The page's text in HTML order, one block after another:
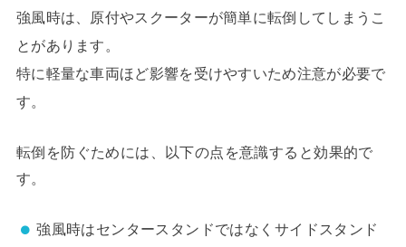
強風時は、原付やスクーターが簡単に転倒してしまうこ
とがあります。
特に軽量な車両ほど影響を受けやすいため注意が必要で
す。
転倒を防ぐためには、以下の点を意識すると効果的で
す。
強風時はセンタースタンドではなくサイドスタンド